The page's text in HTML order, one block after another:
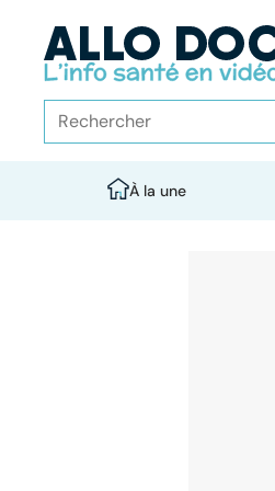
À la une